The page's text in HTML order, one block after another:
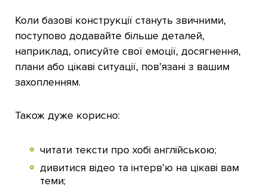
Коли базові конструкції стануть звичними,
поступово додавайте більше деталей,
наприклад, описуйте свої емоції, досягнення,
плани або цікаві ситуації, пов’язані з вашим
захопленням.
Також дуже корисно:
читати тексти про хобі англійською;
дивитися відео та інтерв’ю на цікаві вам
теми;